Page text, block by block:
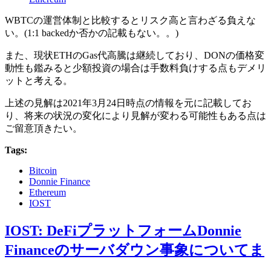
WBTCの運営体制と比較するとリスク高と言わざる負えな
い。(1:1 backedか否かの記載もない。。)
また、現状ETHのGas代高騰は継続しており、DONの価格変
動性も鑑みると少額投資の場合は手数料負けする点もデメリ
ットと考える。
上述の見解は2021年3月24日時点の情報を元に記載してお
り、将来の状況の変化により見解が変わる可能性もある点は
ご留意頂きたい。
Tags:
Bitcoin
Donnie Finance
Ethereum
IOST
IOST: DeFiプラットフォームDonnie
Financeのサーバダウン事象についてま